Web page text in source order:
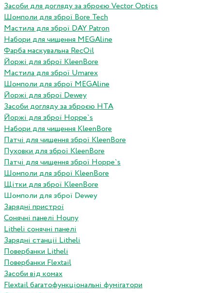
Засоби для догляду за зброєю Vector Optics
Шомполи для зброї Bore Tech
Мастила для зброї DAY Patron
Набори для чищення MEGAline
Фарба маскувальна RecOil
Йоржі для зброї KleenBore
Мастила для зброї Umarex
Шомполи для зброї MEGAline
Йоржі для зброї Dewey
Засоби догляду за зброєю HTA
Йоржі для зброї Hoppe`s
Набори для чищення KleenBore
Патчі для чищення зброї KleenBore
Пуховки для зброї KleenBore
Патчі для чищення зброї Hoppe`s
Шомполи для зброї KleenBore
Щітки для зброї KleenBore
Шомполи для зброї Dewey
Зарядні пристрої
Сонячні панелі Houny
Litheli сонячні панелі
Зарядні станції Litheli
Повербанки Litheli
Повербанки Flextail
Засоби від комах
Flextail багатофункціональні фумігатори